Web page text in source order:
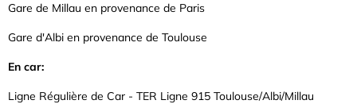
Gare de Millau en provenance de Paris
Gare d'Albi en provenance de Toulouse
En car:
Ligne Régulière de Car - TER Ligne 915 Toulouse/Albi/Millau